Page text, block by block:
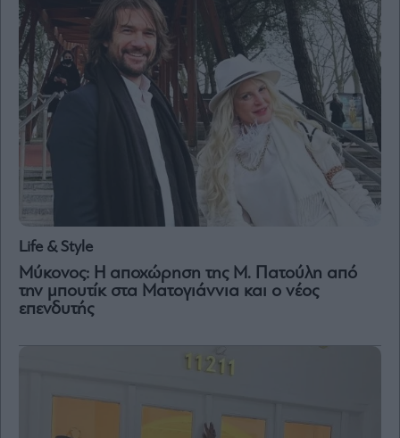
Life & Style
Μύκονος: Η αποχώρηση της Μ. Πατούλη από
την μπουτίκ στα Ματογιάννια και ο νέος
επενδυτής